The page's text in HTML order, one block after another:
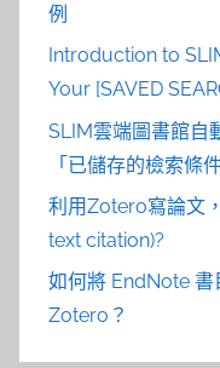
例
Introduction to
Your [SAVED
SLIM雲端圖書館自
「已儲存的檢索條件
利用Zotero寫論文
text citation)?
如何將 EndNote
Zotero？